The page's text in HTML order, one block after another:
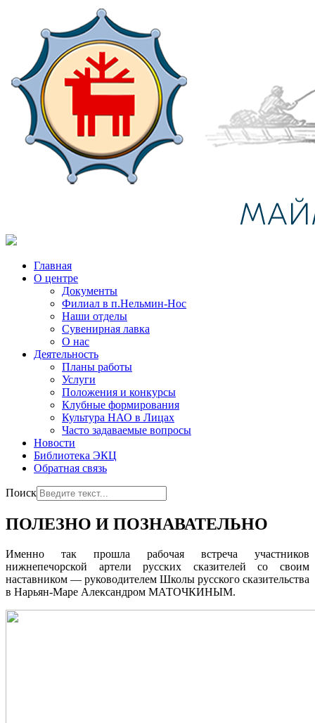
Главная
О центре
Документы
Филиал в п.Нельмин-Нос
Наши отделы
Сувенирная лавка
О нас
Деятельность
Планы работы
Услуги
Положения и конкурсы
Клубные формирования
Культура НАО в Лицах
Часто задаваемые вопросы
Новости
Библиотека ЭКЦ
Обратная связь
Поиск
ПОЛЕЗНО И ПОЗНАВАТЕЛЬНО
Именно так прошла рабочая встреча участников
нижнепечорской артели русских сказителей со своим
наставником — руководителем Школы русского сказительства
в Нарьян-Маре Александром МАТОЧКИНЫМ.